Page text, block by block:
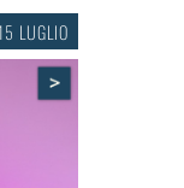
15 LUGLIO
>